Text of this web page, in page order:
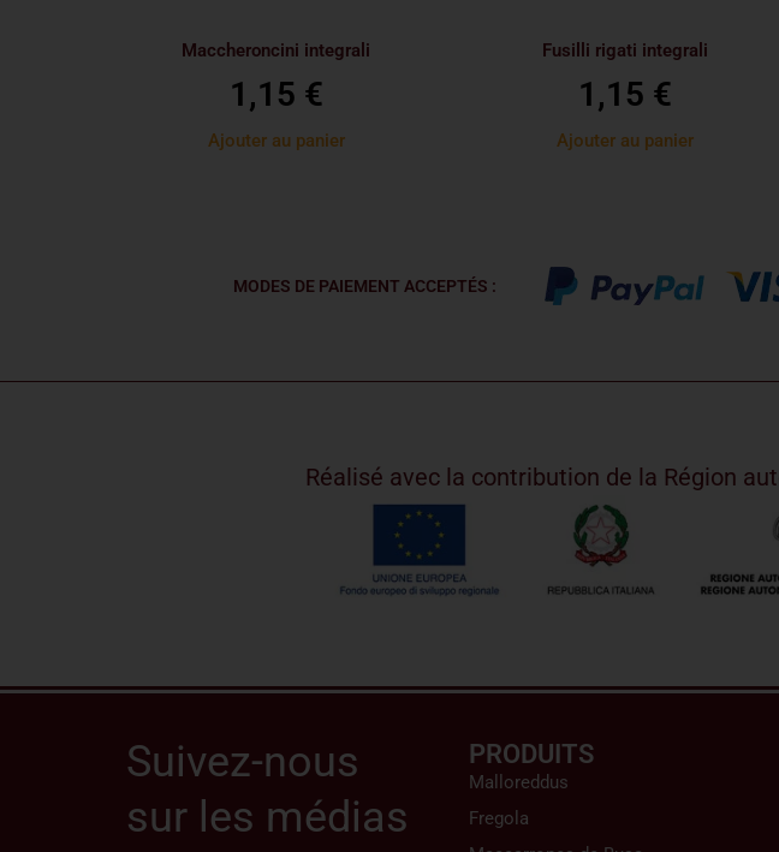
Maccheroncini integrali
1,15 €
Ajouter au panier
Fusilli rigati integrali
1,15 €
Ajouter au panier
MODES DE PAIEMENT ACCEPTÉS :
Réalisé avec la contribution de la Région
Suivez-nous
sur les médias
PRODUITS
Malloreddus
Fregola